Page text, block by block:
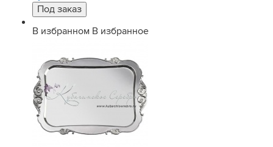
В избранном В избранное